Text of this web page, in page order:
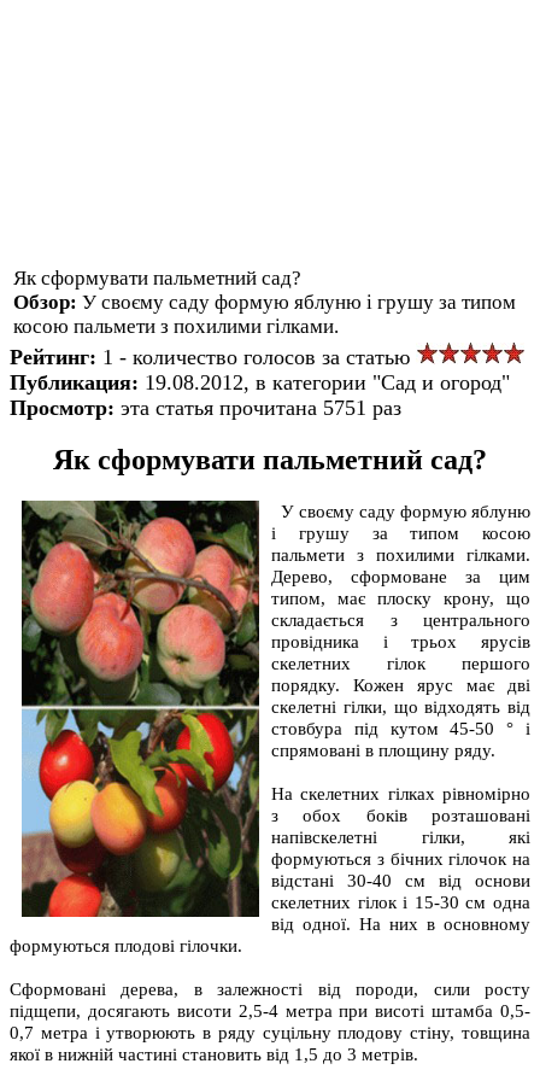
Як сформувати пальметний сад?
Обзор: У своєму саду формую яблуню і грушу за типом
косою пальмети з похилими гілками.
Рейтинг: 1 - количество голосов за статью
Публикация: 19.08.2012, в категории "Сад и огород"
Просмотр: эта статья прочитана 5751 раз
Як сформувати пальметний сад?
У своєму саду формую яблуню
і грушу за типом косою
пальмети з похилими гілками.
Дерево, сформоване за цим
типом, має плоску крону, що
складається з центрального
провідника і трьох ярусів
скелетних гілок першого
порядку. Кожен ярус має дві
скелетні гілки, що відходять від
стовбура під кутом 45-50 ° і
спрямовані в площину ряду.
На скелетних гілках рівномірно
з обох боків розташовані
напівскелетні гілки, які
формуються з бічних гілочок на
відстані 30-40 см від основи
скелетних гілок і 15-30 см одна
від одної. На них в основному
формуються плодові гілочки.
Сформовані дерева, в залежності від породи, сили росту
підщепи, досягають висоти 2,5-4 метра при висоті штамба 0,5-
0,7 метра і утворюють в ряду суцільну плодову стіну, товщина
якої в нижній частині становить від 1,5 до 3 метрів.